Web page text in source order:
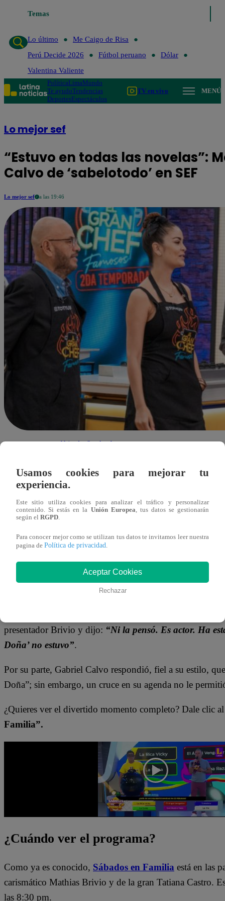
Temas
Lo último
Me Caigo de Risa
Perú Decide 2026
Fútbol peruano
Dólar
Valentina Valiente
PolíticaLimaMundo
Te ayudoTendencias
DeportesEspectáculos
TV en vivo MENÚ
Lo mejor sef
“Estuvo en todas las novelas”:
Calvo de ‘sabelotodo’ en SEF
Lo mejor sef a las 19:46
Alejandra Sanchez A.
Este sábado 26 de agosto, se transmitió una nueva
reúne a las familias peruanas. El actorGabriel Calvo
ganarse el auto 0 kilómetros. Y, gracias a su amplio
punto en el juego ‘desactívame’.
Mathias Brivio hizo la pregunta de“¿Cuál de las
opciones se mencionaron: “La Rica Vicky”, “La Doña”,
presentador Brivio y dijo: “Ni la pensó. Es actor. Ha
Doña’ no estuvo”.
Por su parte, Gabriel Calvo respondió, fiel a su estilo,
Doña”; sin embargo, un cruce en su agenda no le
¿Quieres ver el divertido momento completo? Dale clic
Familia”.
¿Cuándo ver el programa?
Como ya es conocido, Sábados en Familia está en las
carismático Mathias Brivio y de la gran Tatiana Castro.
las 8:30 pm.
Usamos cookies para mejorar tu
experiencia.
Este sitio utiliza cookies para analizar el tráfico y personalizar
contenido. Si estás en la Unión Europea , tus datos se gestionarán
según el RGPD
Para conocer mejor como se utilizan tus datos te invitamos leer nuestra
pagina de Política de privacidad
Aceptar Cookies
Rechazar